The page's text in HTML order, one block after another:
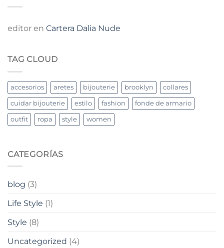
editor en Cartera Dalia Nude
TAG CLOUD
accesorios aretes bijouterie brooklyn collares
cuidar bijouterie estilo fashion fonde de armario
outfit ropa style women
CATEGORÍAS
blog (3)
Life Style (1)
Style (8)
Uncategorized (4)